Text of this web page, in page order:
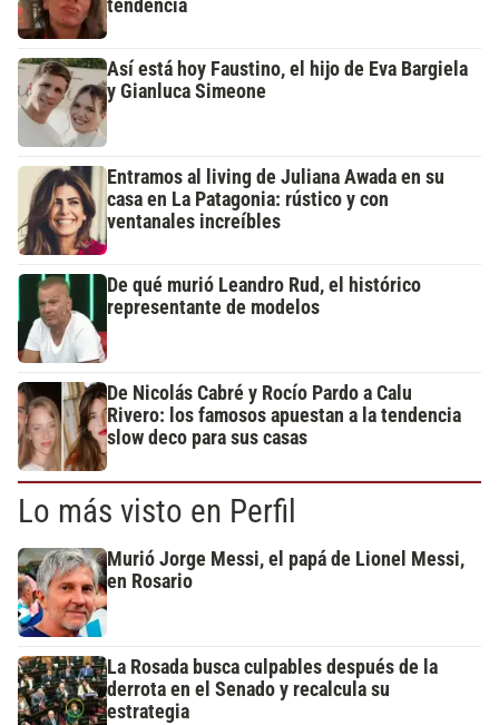
tendencia
Así está hoy Faustino, el hijo de Eva Bargiela
y Gianluca Simeone
Entramos al living de Juliana Awada en su
casa en La Patagonia: rústico y con
ventanales increíbles
De qué murió Leandro Rud, el histórico
representante de modelos
De Nicolás Cabré y Rocío Pardo a Calu
Rivero: los famosos apuestan a la tendencia
slow deco para sus casas
Lo más visto en Perfil
Murió Jorge Messi, el papá de Lionel Messi,
en Rosario
La Rosada busca culpables después de la
derrota en el Senado y recalcula su
estrategia